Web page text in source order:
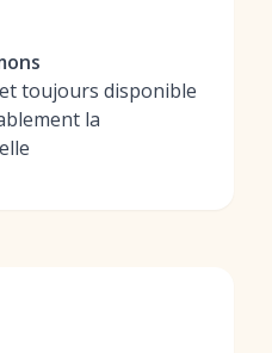
toujours disponible
la